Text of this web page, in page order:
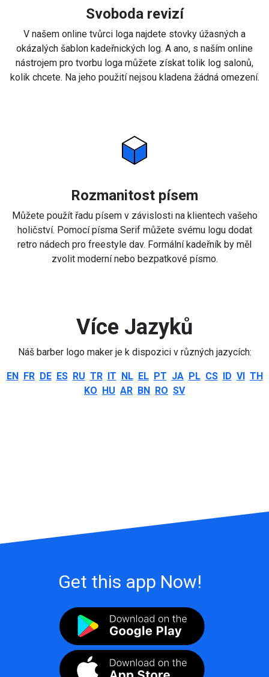
Svoboda revizí
V našem online tvůrci loga najdete stovky úžasných a
okázalých šablon kadeřnických log. A ano, s naším online
nástrojem pro tvorbu loga můžete získat tolik log salonů,
kolik chcete. Na jeho použití nejsou kladena žádná omezení.
Rozmanitost písem
Můžete použít řadu písem v závislosti na klientech vašeho
holičství. Pomocí písma Serif můžete svému logu dodat
retro nádech pro freestyle dav. Formální kadeřník by měl
zvolit moderní nebo bezpatkové písmo.
Více Jazyků
Náš barber logo maker je k dispozici v různých jazycích:
EN FR DE ES RU TR IT NL EL PT JA PL CS ID VI TH
KO HU AR BN RO SV
Get this app Now!